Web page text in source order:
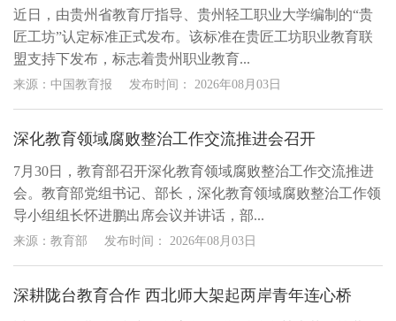
近日，由贵州省教育厅指导、贵州轻工职业大学编制的“贵
匠工坊”认定标准正式发布。该标准在贵匠工坊职业教育联
盟支持下发布，标志着贵州职业教育...
来源：中国教育报 发布时间： 2026年08月03日
深化教育领域腐败整治工作交流推进会召开
7月30日，教育部召开深化教育领域腐败整治工作交流推进
会。教育部党组书记、部长，深化教育领域腐败整治工作领
导小组组长怀进鹏出席会议并讲话，部...
来源：教育部 发布时间： 2026年08月03日
深耕陇台教育合作 西北师大架起两岸青年连心桥